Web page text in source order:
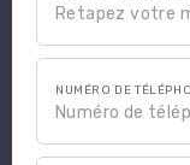
NUMÉRO DE